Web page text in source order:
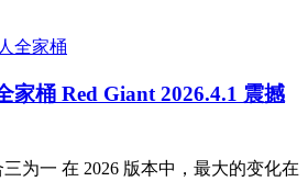
全家桶
家桶 Red Giant 2026.4.1 震撼
为一 在 2026 版本中，最大的变化在